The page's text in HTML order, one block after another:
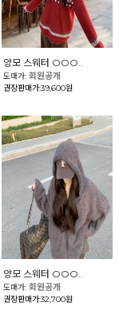
양모 스웨터 OOO..
도매가:회원공개
권장판매가:39,600원
양모 스웨터 OOO..
도매가:회원공개
권장판매가:32,700원